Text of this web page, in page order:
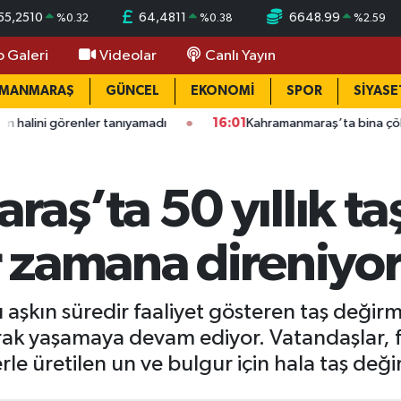
%0.32 64,4811 %0.38 6648.99 %2.59
Galeri Videolar Canlı Yayın
GÜNCEL EKONOMİ SPOR
16:01Kahramanmaraş’ta bina çöktü: Mahallede
50 yıllık
aşkın süredir faaliyet gösteren taş
yaşamaya devam ediyor.
üretilen un ve bulgur için hala taş